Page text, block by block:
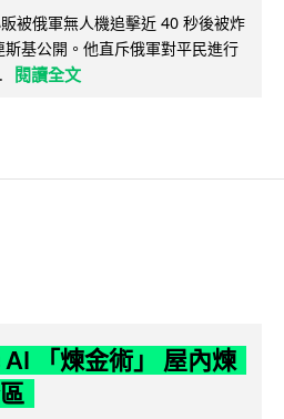
被俄軍無人機追擊近 40 秒後被炸
基公開。他直斥俄軍對平民進行
閱讀全文
「煉金術」 屋內煉